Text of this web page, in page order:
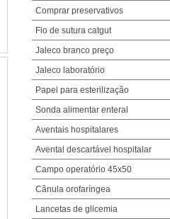
Comprar preservativos
Fio de sutura catgut
Jaleco branco preço
Jaleco laboratório
Papel para esterilização
Sonda alimentar enteral
Aventais hospitalares
Avental descartável hospitalar
Campo operatório 45x50
Cânula orofaríngea
Lancetas de glicemia